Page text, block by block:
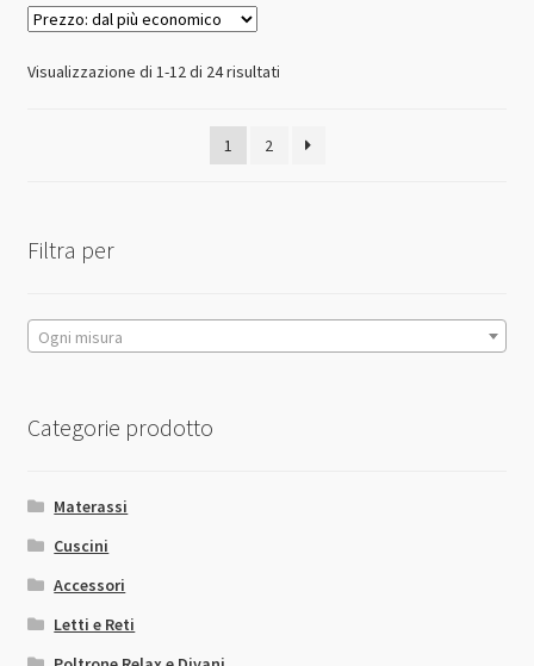
Visualizzazione di 1-12 di 24 risultatiPrezzo:
economico
1 2
Filtra per
Ogni misura
Categorie prodotto
Materassi
Cuscini
Accessori
Letti e Reti